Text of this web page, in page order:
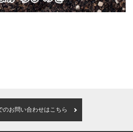
のお問い合わせはこちら